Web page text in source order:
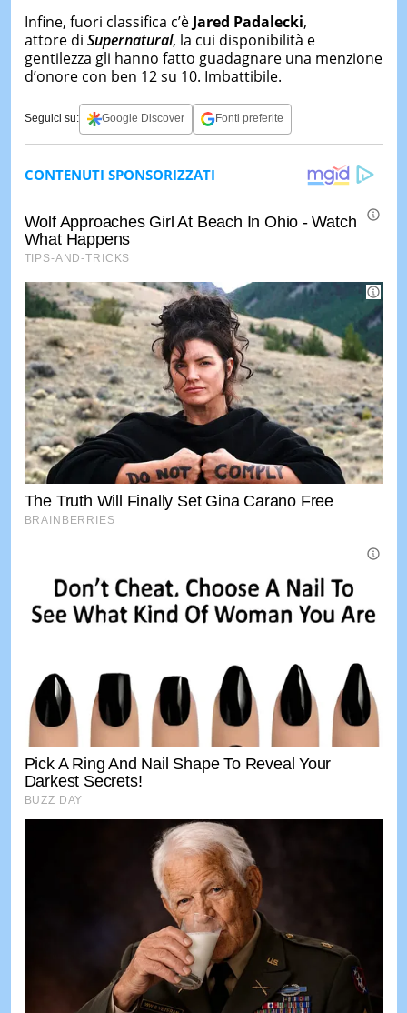
Infine, fuori classifica c’è Jared Padalecki,
attore di Supernatural, la cui disponibilità e
gentilezza gli hanno fatto guadagnare una menzione
d’onore con ben 12 su 10. Imbattibile.
Seguici su: Google Discover Fonti preferite